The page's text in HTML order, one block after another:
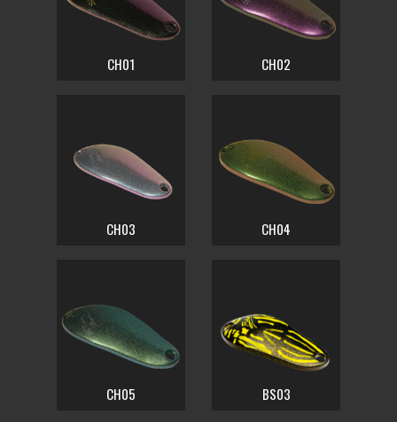
CH01 CH02
CH03 CH04
CH05 BS03